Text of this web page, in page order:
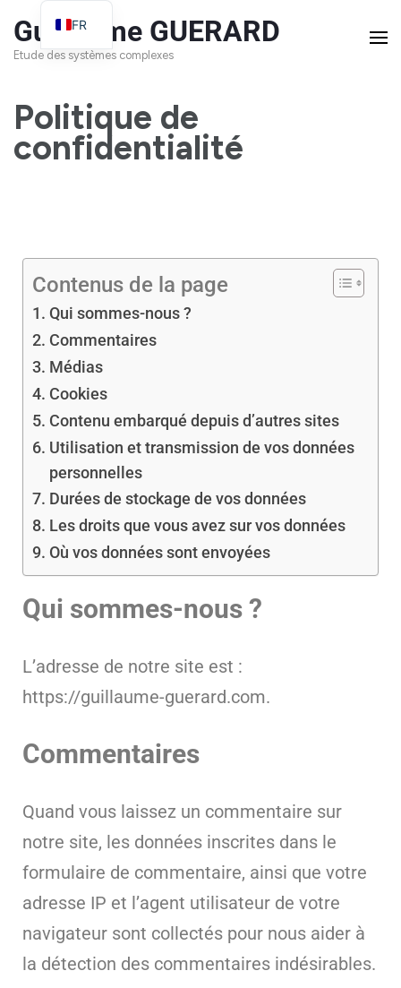
Guillaume GUERARD
Etude des systèmes complexes
Politique de
confidentialité
Contenus de la page
Qui sommes-nous ?
Commentaires
Médias
Cookies
Contenu embarqué depuis d’autres sites
Utilisation et transmission de vos données
personnelles
Durées de stockage de vos données
Les droits que vous avez sur vos données
Où vos données sont envoyées
Qui sommes-nous ?
L’adresse de notre site est :
https://guillaume-guerard.com.
Commentaires
Quand vous laissez un commentaire sur
notre site, les données inscrites dans le
formulaire de commentaire, ainsi que votre
adresse IP et l’agent utilisateur de votre
navigateur sont collectés pour nous aider à
la détection des commentaires indésirables.
FR
EN